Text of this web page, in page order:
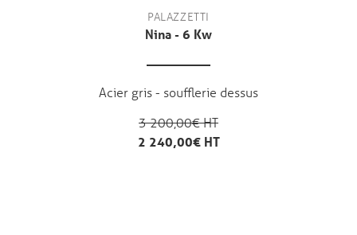
PALAZZETTI
Nina - 6 Kw
Acier gris - soufflerie dessus
3 200,00€ HT
2 240,00€ HT